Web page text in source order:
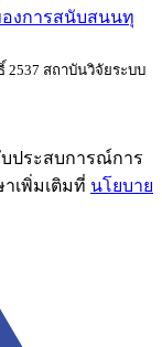
องการสนับสนนทุ
สถาบันวิจัยระบบ
บประสบการณ์การ
เพิ่มเติมที่ นโยบาย